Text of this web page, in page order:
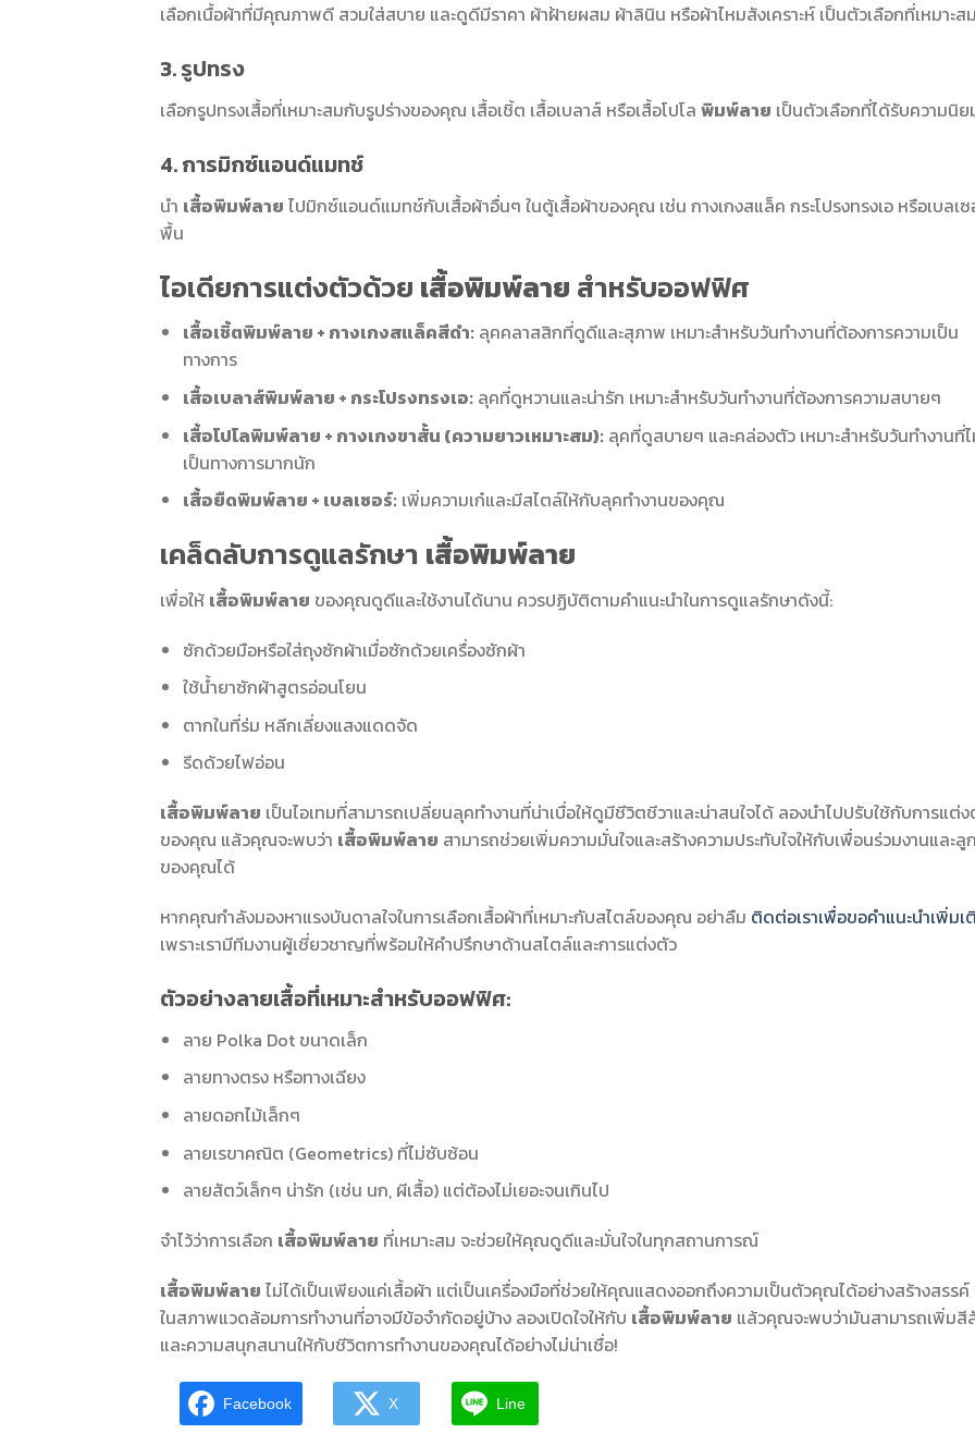
เลือกเนื้อผ้าที่มีคุณภาพดี สวมใส่สบาย และดูดีมีราคา ผ้าฝ้ายผสม ผ้าลินิน หรือผ้าไหมสังเคราะห์ เป็นตัวเลือกที่เหมาะสม
3. รูปทรง
เลือกรูปทรงเสื้อที่เหมาะสมกับรูปร่างของคุณ เสื้อเชิ้ต เสื้อเบลาส์ หรือเสื้อโปโล พิมพ์ลาย เป็นตัวเลือกที่ได้รับความนิย
4. การมิกซ์แอนด์แมทช์
นำ เสื้อพิมพ์ลาย ไปมิกซ์แอนด์แมทช์กับเสื้อผ้าอื่นๆ ในตู้เสื้อผ้าของคุณ เช่น กางเกงสแล็ค กระโปรงทรงเอ หรือเบลเ
พื้น
ไอเดียการแต่งตัวด้วย เสื้อพิมพ์ลาย สำหรับออฟฟิศ
เสื้อเชิ้ตพิมพ์ลาย + กางเกงสแล็คสีดำ: ลุคคลาสสิกที่ดูดีและสุภาพ เหมาะสำหรับวันทำงานที่ต้องการความเป็น
ทางการ
เสื้อเบลาส์พิมพ์ลาย + กระโปรงทรงเอ: ลุคที่ดูหวานและน่ารัก เหมาะสำหรับวันทำงานที่ต้องการความสบายๆ
เสื้อโปโลพิมพ์ลาย + กางเกงขาสั้น (ความยาวเหมาะสม): ลุคที่ดูสบายๆ และคล่องตัว เหมาะสำหรับวันทำงานที่
เป็นทางการมากนัก
เสื้อยืดพิมพ์ลาย + เบลเซอร์: เพิ่มความเก๋และมีสไตล์ให้กับลุคทำงานของคุณ
เคล็ดลับการดูแลรักษา เสื้อพิมพ์ลาย
เพื่อให้ เสื้อพิมพ์ลาย ของคุณดูดีและใช้งานได้นาน ควรปฏิบัติตามคำแนะนำในการดูแลรักษาดังนี้:
ซักด้วยมือหรือใส่ถุงซักผ้าเมื่อซักด้วยเครื่องซักผ้า
ใช้น้ำยาซักผ้าสูตรอ่อนโยน
ตากในที่ร่ม หลีกเลี่ยงแสงแดดจัด
รีดด้วยไฟอ่อน
เสื้อพิมพ์ลาย เป็นไอเทมที่สามารถเปลี่ยนลุคทำงานที่น่าเบื่อให้ดูมีชีวิตชีวาและน่าสนใจได้ ลองนำไปปรับใช้กับการแต่
ของคุณ แล้วคุณจะพบว่า เสื้อพิมพ์ลาย สามารถช่วยเพิ่มความมั่นใจและสร้างความประทับใจให้กับเพื่อนร่วมงานและลู
ของคุณได้
หากคุณกำลังมองหาแรงบันดาลใจในการเลือกเสื้อผ้าที่เหมาะกับสไตล์ของคุณ อย่าลืม ติดต่อเราเพื่อขอคำแนะนำเพิ่มเ
เพราะเรามีทีมงานผู้เชี่ยวชาญที่พร้อมให้คำปรึกษาด้านสไตล์และการแต่งตัว
ตัวอย่างลายเสื้อที่เหมาะสำหรับออฟฟิศ:
ลาย Polka Dot ขนาดเล็ก
ลายทางตรง หรือทางเฉียง
ลายดอกไม้เล็กๆ
ลายเรขาคณิต (Geometrics) ที่ไม่ซับซ้อน
ลายสัตว์เล็กๆ น่ารัก (เช่น นก, ผีเสื้อ) แต่ต้องไม่เยอะจนเกินไป
จำไว้ว่าการเลือก เสื้อพิมพ์ลาย ที่เหมาะสม จะช่วยให้คุณดูดีและมั่นใจในทุกสถานการณ์
เสื้อพิมพ์ลาย ไม่ได้เป็นเพียงแค่เสื้อผ้า แต่เป็นเครื่องมือที่ช่วยให้คุณแสดงออกถึงความเป็นตัวคุณได้อย่างสร้างสรร
ในสภาพแวดล้อมการทำงานที่อาจมีข้อจำกัดอยู่บ้าง ลองเปิดใจให้กับ เสื้อพิมพ์ลาย แล้วคุณจะพบว่ามันสามารถเพิ่มสี
และความสนุกสนานให้กับชีวิตการทำงานของคุณได้อย่างไม่น่าเชื่อ!
Facebook X Line